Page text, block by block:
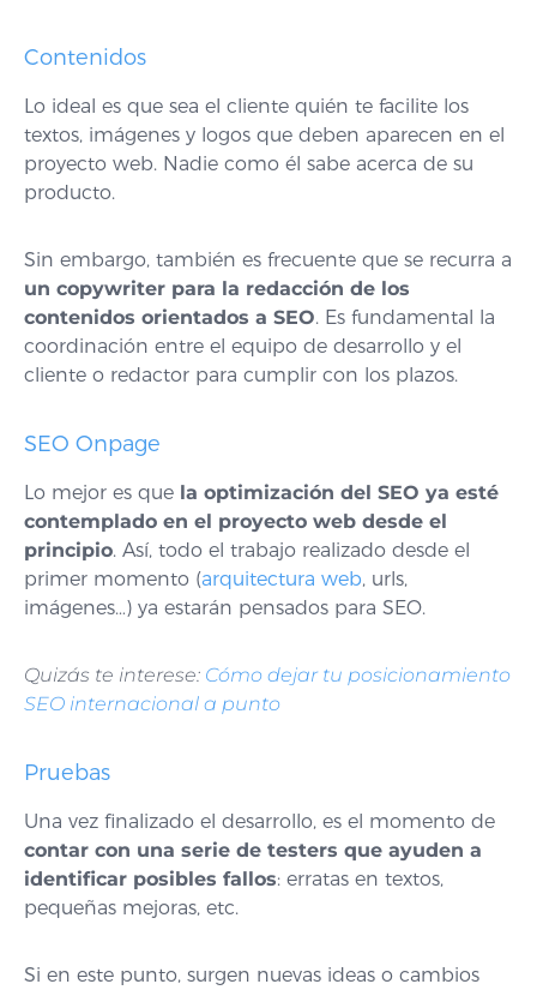
Contenidos
Lo ideal es que sea el cliente quién te facilite los
textos, imágenes y logos que deben aparecen en el
proyecto web. Nadie como él sabe acerca de su
producto.
Sin embargo, también es frecuente que se recurra a
un copywriter para la redacción de los
contenidos orientados a SEO. Es fundamental la
coordinación entre el equipo de desarrollo y el
cliente o redactor para cumplir con los plazos.
SEO Onpage
Lo mejor es que la optimización del SEO ya esté
contemplado en el proyecto web desde el
principio. Así, todo el trabajo realizado desde el
primer momento (arquitectura web, urls,
imágenes…) ya estarán pensados para SEO.
Quizás te interese: Cómo dejar tu posicionamiento
SEO internacional a punto
Pruebas
Una vez finalizado el desarrollo, es el momento de
contar con una serie de testers que ayuden a
identificar posibles fallos: erratas en textos,
pequeñas mejoras, etc.
Si en este punto, surgen nuevas ideas o cambios